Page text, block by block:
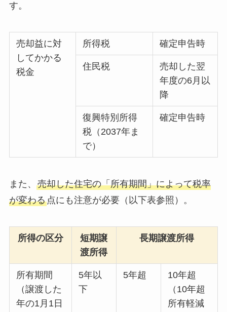
す。
売却益に対
してかかる
税金
所得税 確定申告時
住民税
売却した翌
年度の6月以
降
復興特別所得
税（2037年ま
で）
確定申告時
また、 売却した住宅の「所有期間」によって税率
が変わる点にも注意が必要（以下表参照）。
所得の区分
短期譲
渡所得
長期譲渡所得
所有期間
（譲渡した
年の1月1日
5年以
下
5年超
10年超
（10年超
所有軽減